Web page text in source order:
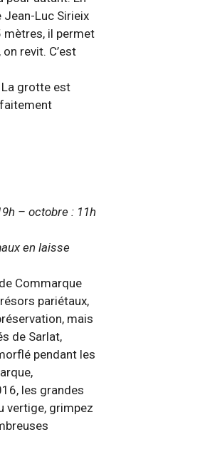
Luc Sirieix
mètres, il permet
revit. C’est
grotte est
– octobre : 11h
en laisse
Commarque
pariétaux,
mais
de Sarlat,
pendant les
les grandes
vertige, grimpez